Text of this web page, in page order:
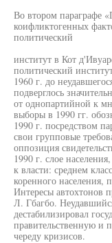
Во втором параграфе
коифликтогенных
политический
институт в Кот
политический
1960 г. до
подверглось
от однопартийной к
выборы в 1990 гг.
1990 г. посредством
свои групповые
оппозиция
1990 г. слое
к власти: среднем
коренного населения,
Интересы автохтонов
Л. Гбагбо.
дестабилизировал
правительственную и
череду кризисов.